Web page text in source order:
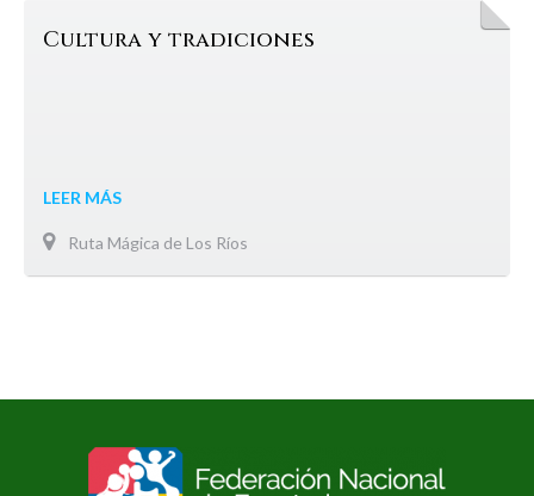
Cultura y tradiciones
LEER MÁS
Ruta Mágica de Los Ríos